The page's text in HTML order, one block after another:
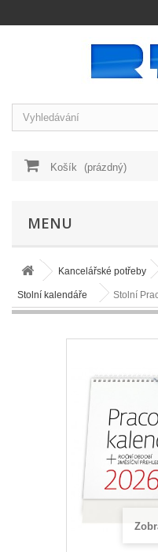
Košík (prázdný)
MENU
Kancelářské potřeby
Stolní kalendáře Stolní